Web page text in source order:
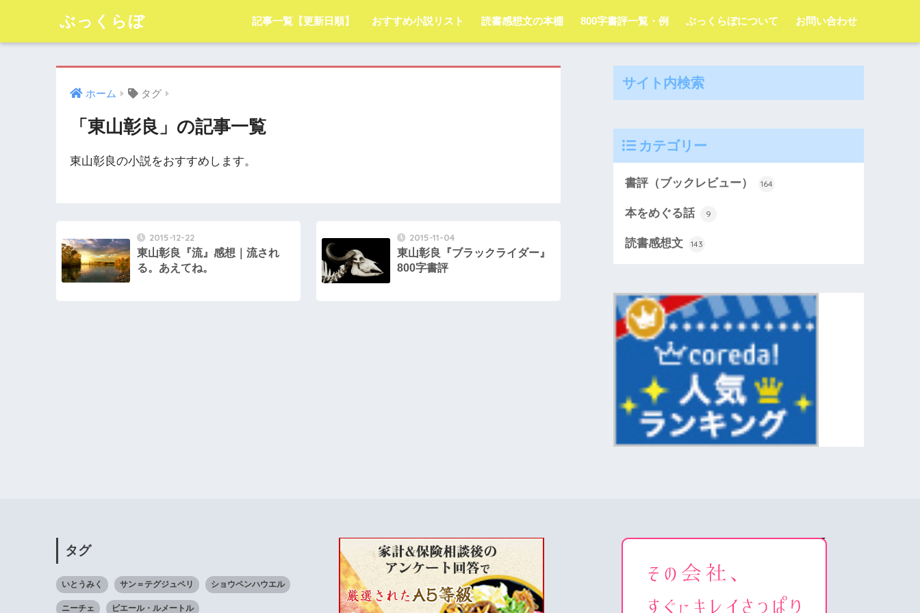
ぶっくらぼ 記事一覧【更新日順】 おすすめ小説リスト 読書感想文の本棚 800字書評一覧・例 ぶっくらぼについて お問い合わせ
ホーム タグ
「東山彰良」の記事一覧
東山彰良の小説をおすすめします。
2015-12-22
東山彰良『流』感想｜流され
る。あえてね。
2015-11-04
東山彰良『ブラックライダー』
800字書評
サイト内検索
カテゴリー
書評（ブックレビュー） 164
本をめぐる話 9
読書感想文 143
タグ
いとうみく サン＝テグジュペリ ショウペンハウエル
ニーチェ ピエール・ルメートル